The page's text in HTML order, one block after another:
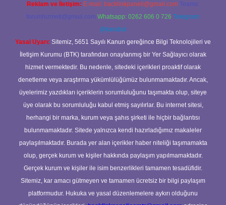
Reklam ve İletişim: E-mail: backlinkpaneli@gmail.com Teams:
forumhizmeti@gmail.com Whatsapp: 0262 606 0 726 Telegram:
@karabul
Yasal Uyarı: Sitemiz, 5651 Sayılı Kanun gereğince Bilgi Teknolojileri ve
İletişim Kurumu (BTK) tarafından onaylanmış bir Yer Sağlayıcı olarak
hizmet vermektedir. Bu nedenle, sitedeki içerikleri proaktif olarak
denetleme veya araştırma yükümlülüğümüz bulunmamaktadır. Ancak,
üyelerimiz yazdıkları içeriklerin sorumluluğunu taşımakta olup, siteye
üye olarak bu sorumluluğu kabul etmiş sayılırlar. Bu internet sitesi,
herhangi bir marka, kurum veya şahıs şirketi ile hiçbir bağlantısı
bulunmamaktadır. Sitede yalnızca kendi hazırladığımız makaleler
paylaşılmaktadır. Burada yer alan içerikler haber niteliği taşımamakta
olup, gerçek kurum ve kişiler hakkında paylaşım yapılmamaktadır.
Gerçek kurum ve kişiler ile isim benzerlikleri tamamen tesadüfidir.
Sitemiz, kar amacı gütmeyen ve tamamen ücretsiz bir bilgi paylaşım
platformudur. Hukuka ve yasal düzenlemelere aykırı olduğunu